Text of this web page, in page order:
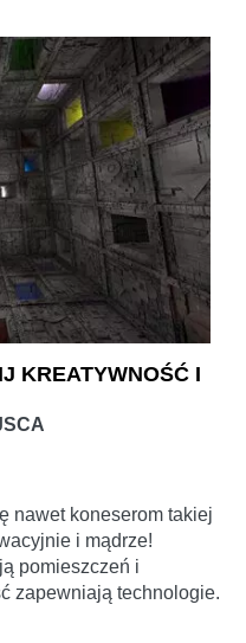
KREATYWNOŚĆ I
nawet koneserom takiej
i mądrze!
pomieszczeń i
zapewniają technologie.